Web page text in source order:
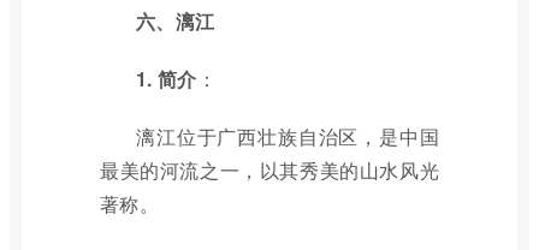
六、漓江
1. 简介 ：
漓江位于广西壮族自治区，是中国
最美的河流之一，以其秀美的山水风光
著称。